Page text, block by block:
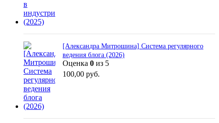
[Александра Митрошина] Система регулярного
ведения блога (2026)
Оценка 0 из 5
100,00 руб.